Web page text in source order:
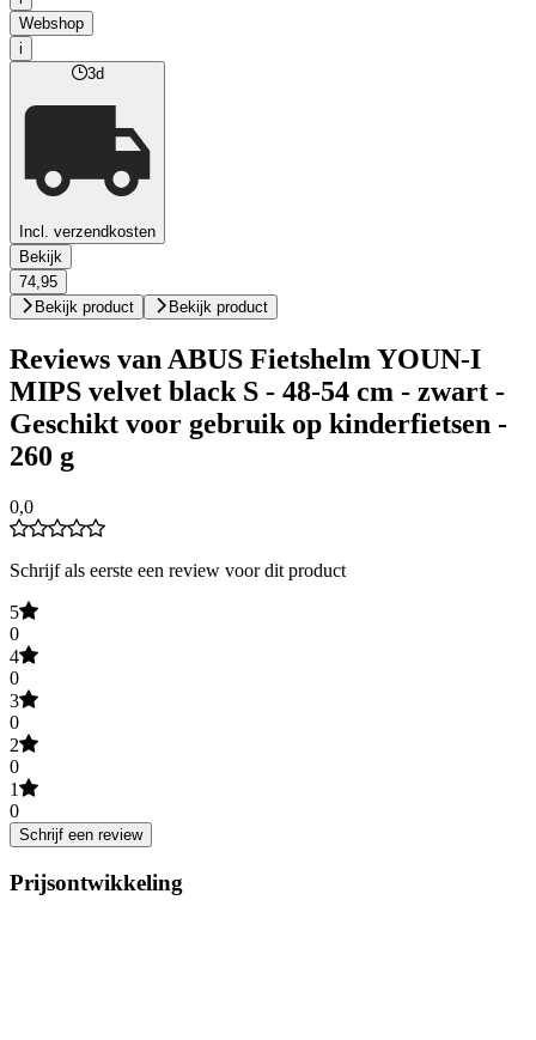
Webshop
i
3d
Incl. verzendkosten
Bekijk
74,95
Bekijk product
Bekijk product
Reviews van ABUS Fietshelm YOUN-I
MIPS velvet black S - 48-54 cm - zwart -
Geschikt voor gebruik op kinderfietsen -
260 g
0,0
Schrijf als eerste een review voor dit product
5
0
4
0
3
0
2
0
1
0
Schrijf een review
Prijsontwikkeling